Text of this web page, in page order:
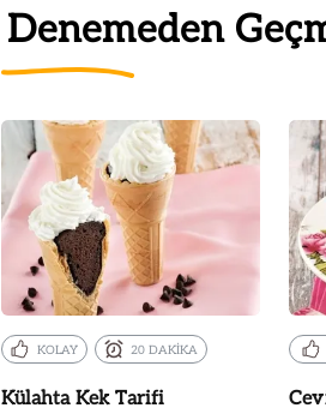
Denemeden
KOLAY 20 DAKİKA
Külahta Kek Tarifi